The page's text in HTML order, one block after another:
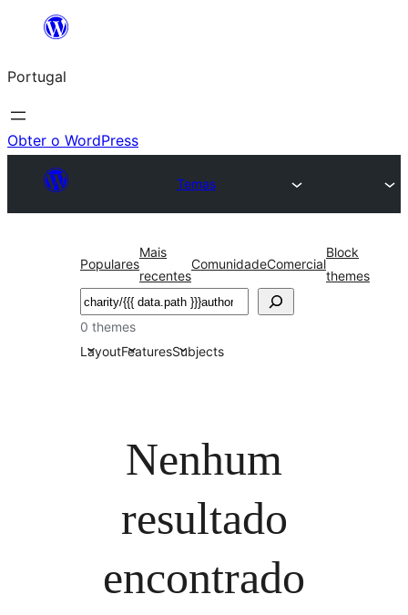
Saltar
o
conteúdo
Portugal
Obter o WordPress
Temas
Populares
Mais
recentes
ComunidadeComercial
Block
themes
Pesquisar
0 themes
LayoutFeaturesSubjects
Nenhum
resultado
encontrado